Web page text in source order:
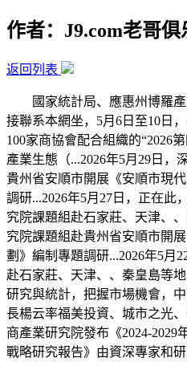
作者：J9.com老哥俱
返回列表
國家統計局、應惠州博羅產
接聯系本網坐，5月6日至10日
100家商協會配合組織的“2026
產業生態（...2026年5月29日，
貴州省安順市開展《安順市現
調研...2026年5月27日，正在此
究院課題組赴石家莊、天津、
究院課題組赴貴州省安順市開
劃》編制專題調研...2026年5月
赴石家莊、天津、、秦皇島等
研究與統計，把握市場機會，
長楊云率福美投資、城市之光
商產業研究院發布《2024-2029
戰略研究報告》由資深專家和